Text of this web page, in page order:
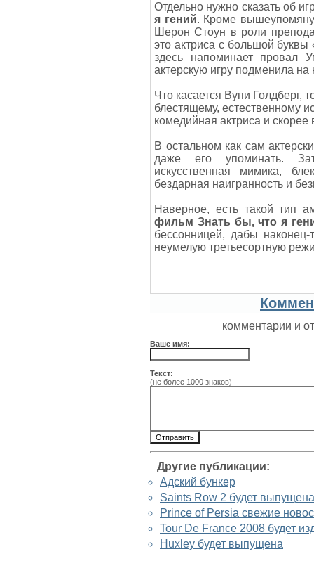
Отдельно нужно сказать об
я гений. Кроме
Шерон Стоун в роли
это актриса с большой
здесь напоминает провал
актерскую игру подменила
Что касается Вупи Голдберг,
блестящему, естественному
комедийная актриса и скорее
В остальном как сам
даже его упоминать.
искусственная мимика,
бездарная наигранность и
Наверное, есть такой тип
фильм Знать бы, что я
бессонницей, дабы
неумелую третьесортную
комментарии и
Ваше имя:
Текст:
(не более 1000 знаков)
Другие публикации:
Адский бункер
Saints Row 2 будет
Prince of Persia свежие
Tour De France 2008 будет
Huxley будет выпущена